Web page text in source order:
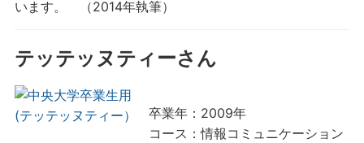
います。 （2014年執筆）
テッテッヌティーさん
卒業年：2009年
コース：情報コミュニケーション